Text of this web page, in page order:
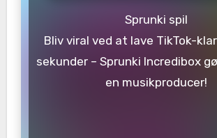
Sprunki spil
Bliv viral ved at lave TikTok-
sekunder – Sprunki Incredibox
en musikproducer!